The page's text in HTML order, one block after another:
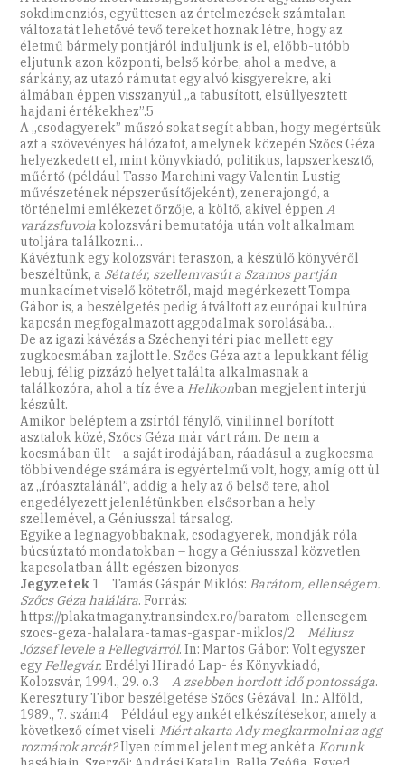
sokdimenziós, együttesen az értelmezések számtalan
változatát lehetővé tevő tereket hoznak létre, hogy az
életmű bármely pontjáról induljunk is el, előbb-utóbb
eljutunk azon központi, belső körbe, ahol a medve, a
sárkány, az utazó rámutat egy alvó kisgyerekre, aki
álmában éppen visszanyúl „a tabusított, elsüllyesztett
hajdani értékekhez”.5
A „csodagyerek” műszó sokat segít abban, hogy megértsük
azt a szövevényes hálózatot, amelynek közepén Szőcs Géza
helyezkedett el, mint könyvkiadó, politikus, lapszerkesztő,
műértő (például Tasso Marchini vagy Valentin Lustig
művészetének népszerűsítőjeként), zenerajongó, a
történelmi emlékezet őrzője, a költő, akivel éppenA
varázsfuvolakolozsvári bemutatója után volt alkalmam
utoljára találkozni…
Kávéztunk egy kolozsvári teraszon, a készülő könyvéről
beszéltünk, a Sétatér, szellemvasút a Szamos partján
munkacímet viselő kötetről, majd megérkezett Tompa
Gábor is, a beszélgetés pedig átváltott az európai kultúra
kapcsán megfogalmazott aggodalmak sorolásába…
De az igazi kávézás a Széchenyi téri piac mellett egy
zugkocsmában zajlott le. Szőcs Géza azt a lepukkant félig
lebuj, félig pizzázó helyet találta alkalmasnak a
találkozóra, ahol a tíz éve a Helikonban megjelent interjú
készült.
Amikor beléptem a zsírtól fénylő, vinilinnel borított
asztalok közé, Szőcs Géza már várt rám. De nem a
kocsmában ült – a saját irodájában, ráadásul a zugkocsma
többi vendége számára is egyértelmű volt, hogy, amíg ott ül
az „íróasztalánál”, addig a hely az ő belső tere, ahol
engedélyezett jelenlétünkben elsősorban a hely
szellemével, a Géniusszal társalog.
Egyike a legnagyobbaknak, csodagyerek, mondják róla
búcsúztató mondatokban – hogy a Géniusszal közvetlen
kapcsolatban állt: egészen bizonyos.
Jegyzetek 1 Tamás Gáspár Miklós: Barátom, ellenségem.
Szőcs Géza halálára. Forrás:
https://plakatmagany.transindex.ro/baratom-ellensegem-
szocs-geza-halalara-tamas-gaspar-miklos/2 Méliusz
József levele a Fellegvárról. In: Martos Gábor: Volt egyszer
egy Fellegvár.Erdélyi Híradó Lap- és Könyvkiadó,
Kolozsvár, 1994., 29. o.3 A zsebben hordott idő pontossága.
Keresztury Tibor beszélgetése Szőcs Gézával. In.: Alföld,
1989., 7. szám4 Például egy ankét elkészítésekor, amely a
következő címet viseli: Miért akarta Ady megkarmolni az agg
rozmárok arcát?Ilyen címmel jelent meg ankét a Korunk